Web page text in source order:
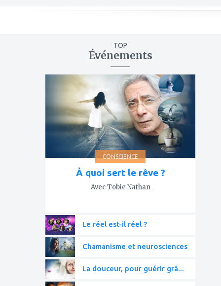
TOP
Événements
CONSCIENCE
À quoi sert le rêve ?
Avec Tobie Nathan
Le réel est-il réel ?
Chamanisme et neurosciences
La douceur, pour guérir grâ...